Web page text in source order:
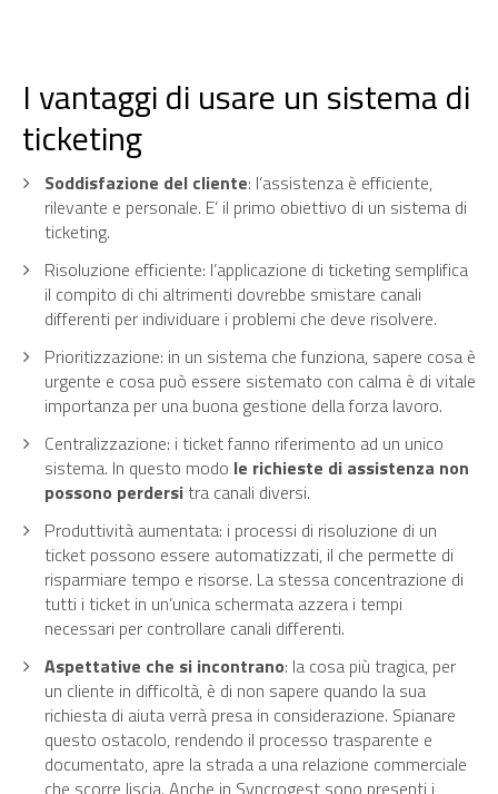
I vantaggi di usare un sistema di
ticketing
Soddisfazione del cliente: l’assistenza è efficiente,
rilevante e personale. E’ il primo obiettivo di un sistema di
ticketing.
Risoluzione efficiente: l’applicazione di ticketing semplifica
il compito di chi altrimenti dovrebbe smistare canali
differenti per individuare i problemi che deve risolvere.
Prioritizzazione: in un sistema che funziona, sapere cosa è
urgente e cosa può essere sistemato con calma è di vitale
importanza per una buona gestione della forza lavoro.
Centralizzazione: i ticket fanno riferimento ad un unico
sistema. In questo modo le richieste di assistenza non
possono perdersi tra canali diversi.
Produttività aumentata: i processi di risoluzione di un
ticket possono essere automatizzati, il che permette di
risparmiare tempo e risorse. La stessa concentrazione di
tutti i ticket in un’unica schermata azzera i tempi
necessari per controllare canali differenti.
Aspettative che si incontrano: la cosa più tragica, per
un cliente in difficoltà, è di non sapere quando la sua
richiesta di aiuta verrà presa in considerazione. Spianare
questo ostacolo, rendendo il processo trasparente e
documentato, apre la strada a una relazione commerciale
che scorre liscia. Anche in Syncrogest sono presenti i